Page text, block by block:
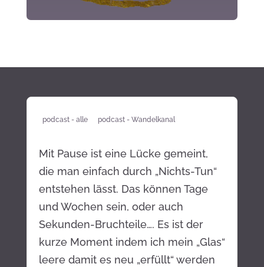
podcast - alle podcast - Wandelkanal
Pause
Mit Pause ist eine Lücke gemeint,
die man einfach durch „Nichts-Tun“
entstehen lässt. Das können Tage
und Wochen sein, oder auch
Sekunden-Bruchteile…. Es ist der
kurze Moment indem ich mein „Glas“
leere damit es neu „erfüllt“ werden